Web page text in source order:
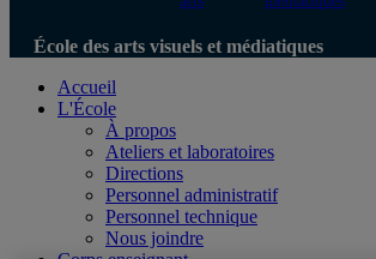
École des arts visuels et médiatiques
Accueil
L'École
À propos
Ateliers et laboratoires
Directions
Personnel administratif
Personnel technique
Nous joindre